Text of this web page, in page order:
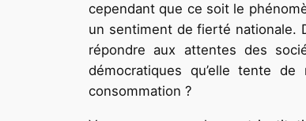
cependant que ce soit le
un sentiment de fierté nationale.
répondre aux attentes des
démocratiques qu’elle tente
consommation ?